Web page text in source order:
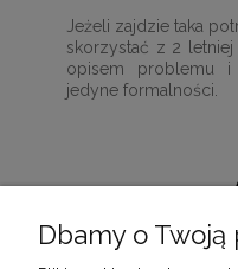
Jeżeli zajdzie taka
skorzystać z 2 letniej
opisem problemu i
jedyne formalności.
Dbamy o